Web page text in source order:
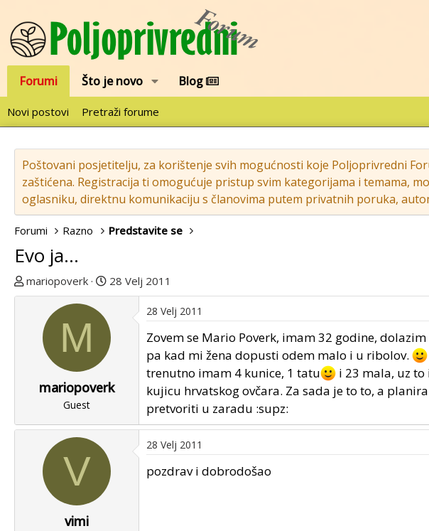
Forumi Što je novo Blog
Novi postovi Pretraži forume
Poštovani posjetitelju, za korištenje svih mogućnosti koje Poljoprivredni
zaštićena. Registracija ti omogućuje pristup svim kategorijama i temama,
oglasniku, direktnu komunikaciju s članovima putem privatnih poruka,
Forumi Razno Predstavite se
Evo ja...
T
e
n
mariopoverk
D
a
u
m
v
g
s
t
28 Velj 2011
M
mariopoverk
Guest
28 Velj 2011
Zovem se Mario Poverk, imam 32 godine,
pa kad mi žena dopusti odem malo i u ribolov.
trenutno imam 4 kunice, 1 tatu
i 23 mala, uz
kujicu hrvatskog ovčara. Za sada je to to, a
pretvoriti u zaradu :supz:
V
vimi
28 Velj 2011
pozdrav i dobrodošao